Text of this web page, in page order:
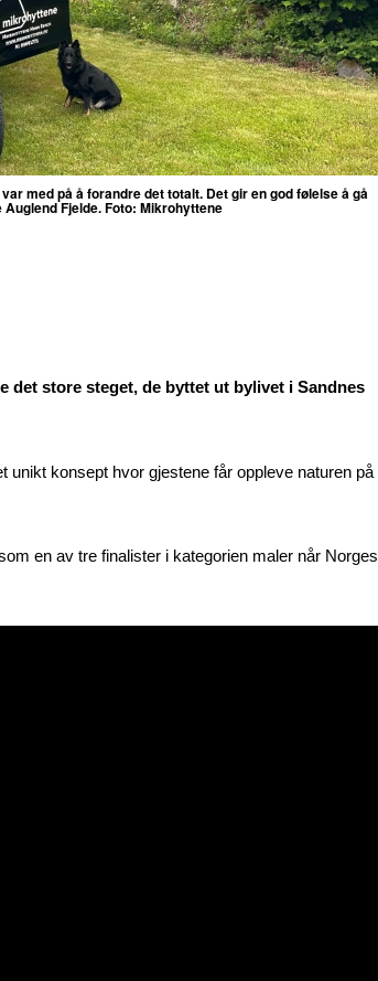
med på å forandre det totalt. Det gir en god følelse å gå
Auglend Fjelde. Foto: Mikrohyttene
det store steget, de byttet ut bylivet i Sandnes
unikt konsept hvor gjestene får oppleve naturen på
en av tre finalister i kategorien maler når Norges